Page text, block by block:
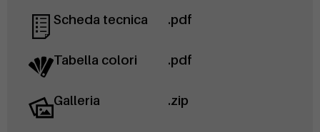
Scheda tecnica .pdf
Tabella colori .pdf
Galleria .zip